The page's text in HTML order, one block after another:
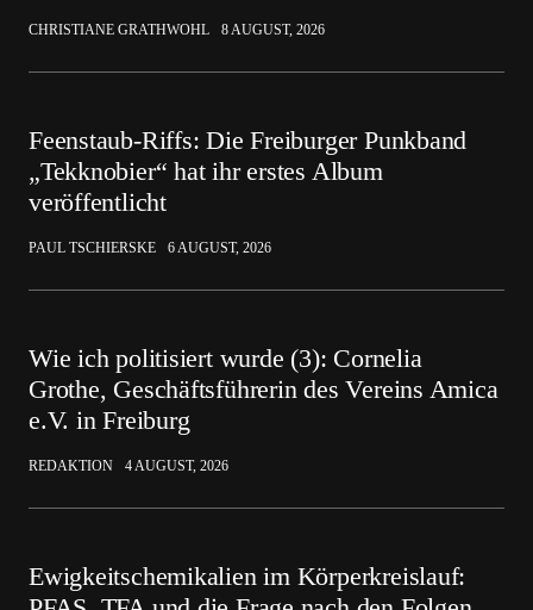
CHRISTIANE GRATHWOHL 8 AUGUST, 2026
Feenstaub-Riffs: Die Freiburger Punkband
„Tekknobier“ hat ihr erstes Album
veröffentlicht
PAUL TSCHIERSKE 6 AUGUST, 2026
Wie ich politisiert wurde (3): Cornelia
Grothe, Geschäftsführerin des Vereins Amica
e.V. in Freiburg
REDAKTION 4 AUGUST, 2026
Ewigkeitschemikalien im Körperkreislauf: